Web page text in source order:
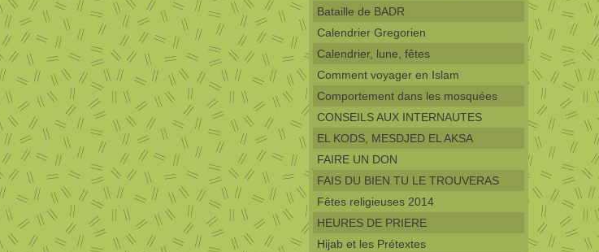
Bataille de BADR
Calendrier Gregorien
Calendrier, lune, fêtes
Comment voyager en Islam
Comportement dans les mosquées
CONSEILS AUX INTERNAUTES
EL KODS, MESDJED EL AKSA
FAIRE UN DON
FAIS DU BIEN TU LE TROUVERAS
Fêtes religieuses 2014
HEURES DE PRIERE
Hijab et les Prétextes